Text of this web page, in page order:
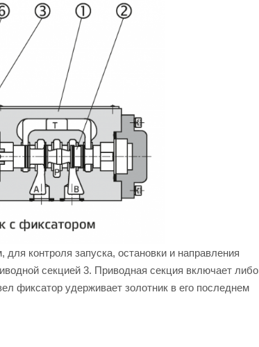
контроля запуска, остановки и направления
секцией 3. Приводная секция включает либо
фиксатор удерживает золотник в его последнем